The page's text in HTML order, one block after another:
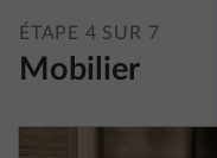
ÉTAPE 4 SUR 7
Mobilier